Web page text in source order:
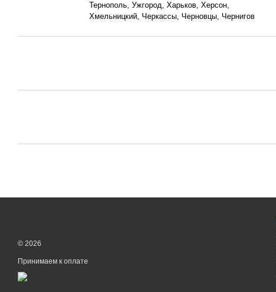
Тернополь, Ужгород, Харьков, Херсон,
Хмельницкий, Черкассы, Черновцы, Чернигов
© 2026
Принимаем к оплате